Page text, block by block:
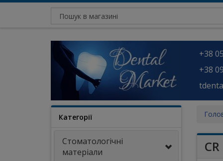
+38
+38
Категорії
Стоматологічні
матеріали